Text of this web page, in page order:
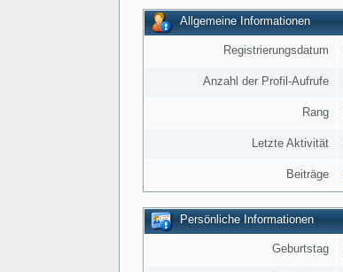
Allgemeine Informationen
Registrierungsdatum
Anzahl der Profil-Aufrufe
Rang
Letzte Aktivität
Beiträge
Persönliche Informationen
Geburtstag